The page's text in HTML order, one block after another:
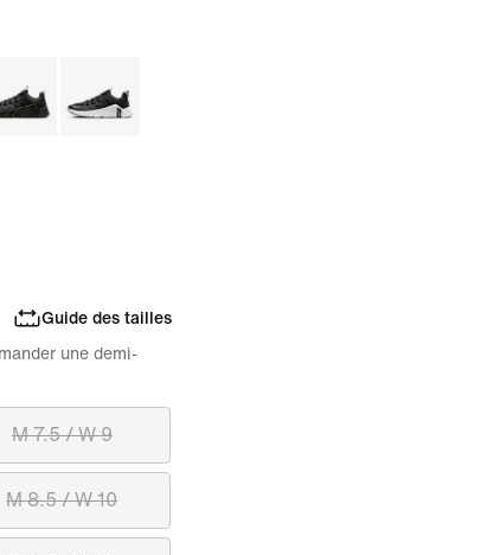
Guide des tailles
M 7.5 / W 9
M 8.5 / W 10
une demi-